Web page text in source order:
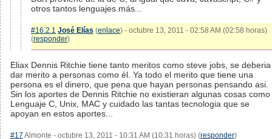
otros tantos lenguajes más...
#16.2.1 José Elías (enlace) - octubre 13, 2011 - 02:58 AM (02:58 horas)
(responder)
Eliax Dennis Ritchie tiene tanto meritos como steve jobs, se deberia
dar merito a personas como él. Ya todo el merito que tiene una
persona es el dinero, que pena que hayan personas pensando asi.
Sin los aportes de Dennis Ritchie no existieran algunas cosas como
Lenguaje C, Unix, MAC y cuidado las tantas tecnologia que se
apoyan en estos aportes...
#17 Almonte - octubre 13, 2011 - 10:31 AM (10:31 horas) (responder)